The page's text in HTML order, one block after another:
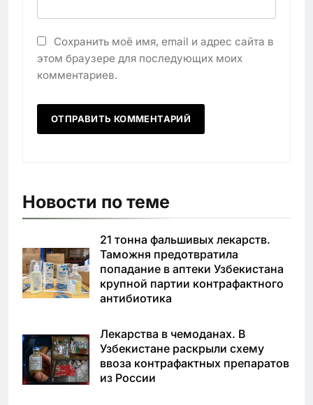
Сохранить моё имя, email и адрес сайта в
этом браузере для последующих моих
комментариев.
Новости по теме
21 тонна фальшивых лекарств.
Таможня предотвратила
попадание в аптеки Узбекистана
крупной партии контрафактного
антибиотика
Лекарства в чемоданах. В
Узбекистане раскрыли схему
ввоза контрафактных препаратов
из России